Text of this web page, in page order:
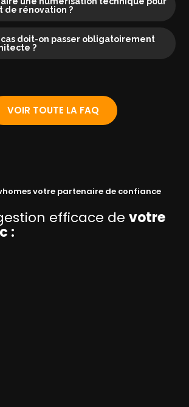
de rénovation ?
cas doit-on passer obligatoirement
?
VOIR TOUTE LA FAQ
votre partenaire de confiance
efficace devotre
: